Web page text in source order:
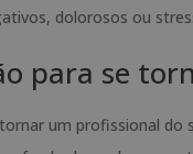
dolorosos ou
para se
um profissional do